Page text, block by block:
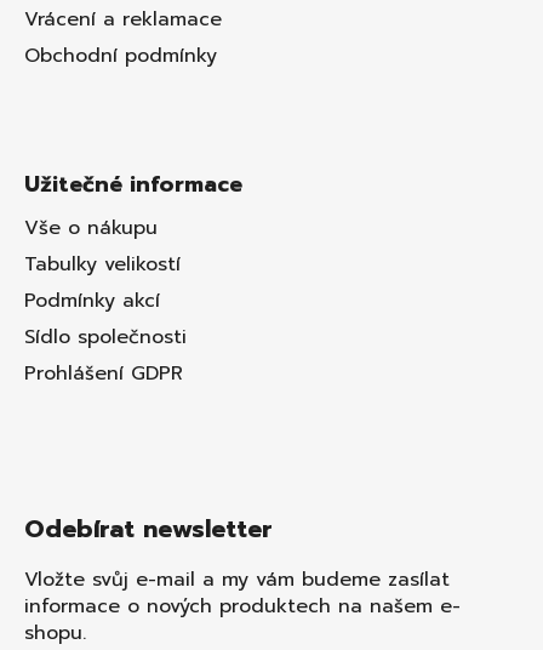
Vrácení a reklamace
Obchodní podmínky
Užitečné informace
Vše o nákupu
Tabulky velikostí
Podmínky akcí
Sídlo společnosti
Prohlášení GDPR
Odebírat newsletter
Vložte svůj e-mail a my vám budeme zasílat
informace o nových produktech na našem e-
shopu.